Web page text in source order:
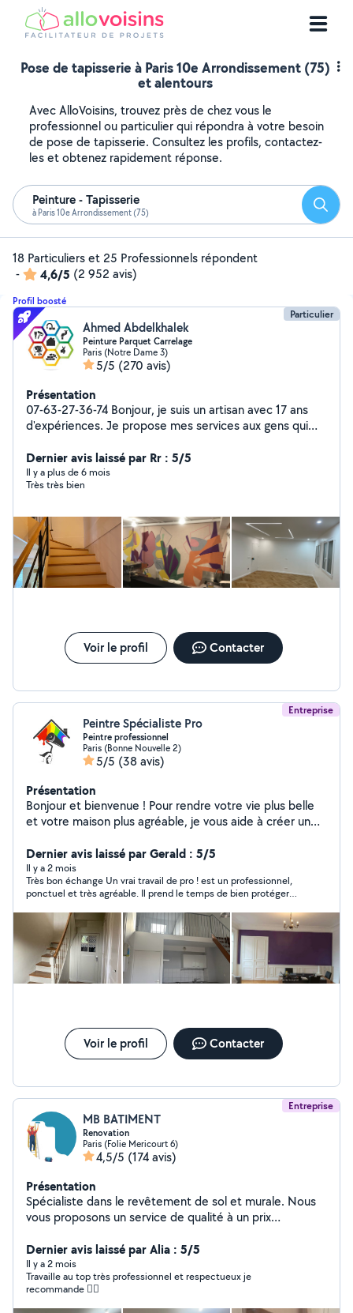
Pose de tapisserie à Paris 10e Arrondissement (75)
et alentours
Avec AlloVoisins, trouvez près de chez vous le
professionnel ou particulier qui répondra à votre besoin
de pose de tapisserie. Consultez les profils, contactez-
les et obtenez rapidement réponse.
Peinture - Tapisserie
à Paris 10e Arrondissement (75)
18 Particuliers et 25 Professionnels répondent
-
4,6/5 (2 952 avis)
Profil boosté
Particulier
Ahmed Abdelkhalek
Peinture Parquet Carrelage
Paris (Notre Dame 3)
5/5 (270 avis)
Présentation
07-63-27-36-74 Bonjour, je suis un artisan avec 17 ans
d'expériences. Je propose mes services aux gens qui
papier peint, toile de verre, lino -Pose parquet , Ponçage
et Vérification - Platerie( coffrage, murs, doublage ,
isolation DPE..) - Carrelage , Rénovation complète SDB -
paroi de douche, robinet , Installation complète cuivre ,
multicouche, PER ) - Installation Électrique selon les
normes ( changement tableau, installation prises,
interrupteurs, radiateurs ) Votre satisfaction est ma
priorité. Devis gratuit
Dernier avis laissé par Rr : 5/5
Il y a plus de 6 mois
Très très bien
Voir le profil Contacter
Entreprise
Peintre Spécialiste Pro
Peintre professionnel
Paris (Bonne Nouvelle 2)
5/5 (38 avis)
Présentation
Bonjour et bienvenue ! Pour rendre votre vie plus belle
et votre maison plus agréable, je vous aide à créer un
Entreprise de peinture Artisan peintre professionnel
avec 11 ans d'expérience, spécialisé dans la rénovation
intérieure et extérieure. Travail soigné, respect des
délais et finitions de haute qualité. Je vous garantis un
travail soigné, impeccable et durable, réalisé avec détail
et avec du matériel professionnel complet, avec l'appui
de mon équipe. Mes engagements : Travail détaillé
Finitions de haute qualité Résultat élégant et
harmonieux Intervention rapide et professionnelle Devis
Dernier avis laissé par Gerald : 5/5
Il y a 2 mois
Très bon échange Un vrai travail de pro ! est un professionnel,
ponctuel et très agréable. Il prend le temps de bien protéger
est au dessus de nos attentes ! Je recommande vivement !!
Merci à vous !
Voir le profil Contacter
Entreprise
MB BATIMENT
Renovation
Paris (Folie Mericourt 6)
4,5/5 (174 avis)
Présentation
Spécialiste dans le revêtement de sol et murale. Nous
vous proposons un service de qualité à un prix
Dernier avis laissé par Alia : 5/5
Il y a 2 mois
Travaille au top très professionnel et respectueux je
recommande 👍🏼